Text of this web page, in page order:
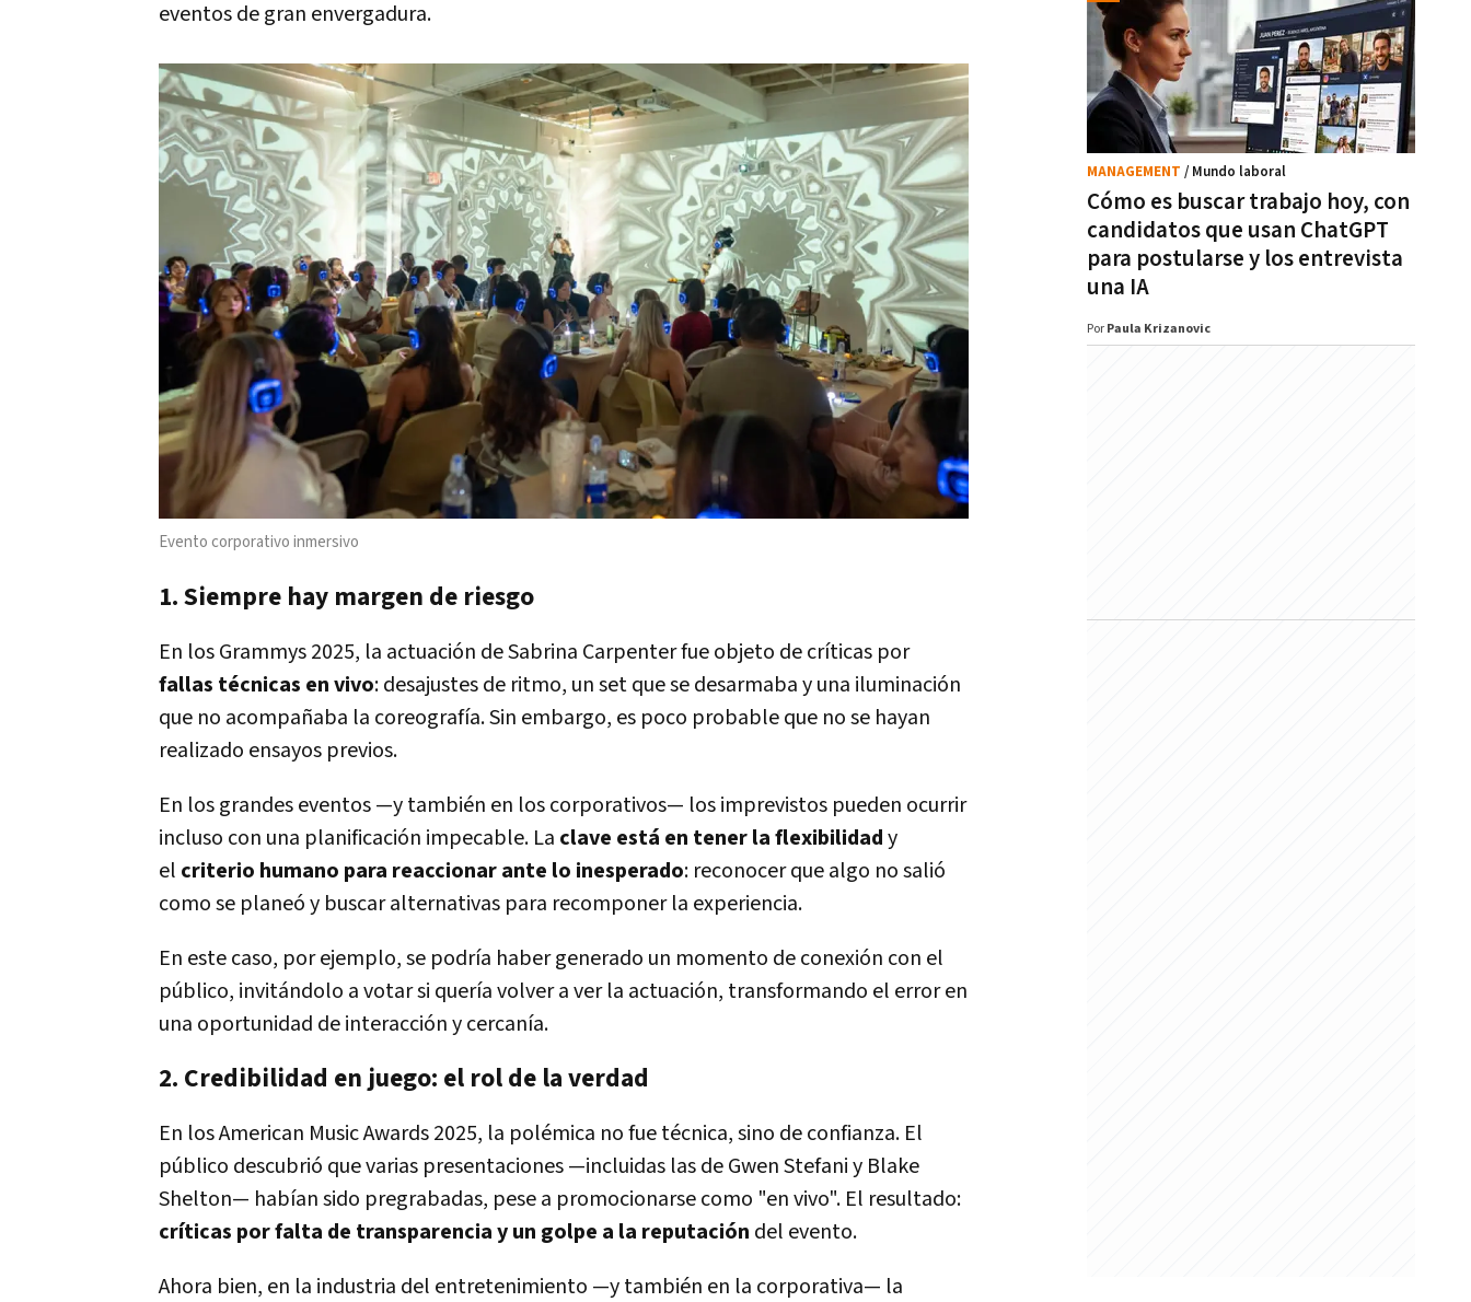
eventos de gran envergadura.
Evento corporativo inmersivo
1. Siempre hay margen de riesgo
En los Grammys 2025, la actuación de Sabrina Carpenter fue objeto de críticas por
fallas técnicas en vivo: desajustes de ritmo, un set que se desarmaba y una iluminación
que no acompañaba la coreografía. Sin embargo, es poco probable que no se hayan
realizado ensayos previos.
En los grandes eventos —y también en los corporativos— los imprevistos pueden ocurrir
incluso con una planificación impecable. La clave está en tener la flexibilidady
el criterio humano para reaccionar ante lo inesperado: reconocer que algo no salió
como se planeó y buscar alternativas para recomponer la experiencia.
En este caso, por ejemplo, se podría haber generado un momento de conexión con el
público, invitándolo a votar si quería volver a ver la actuación, transformando el error en
una oportunidad de interacción y cercanía.
2. Credibilidad en juego: el rol de la verdad
En los American Music Awards 2025, la polémica no fue técnica, sino de confianza. El
público descubrió que varias presentaciones —incluidas las de Gwen Stefani y Blake
Shelton— habían sido pregrabadas, pese a promocionarse como "en vivo". El resultado:
críticas por falta de transparencia y un golpe a la reputación del evento.
Ahora bien, en la industria del entretenimiento —y también en la corporativa— la
Cómo es buscar trabajo hoy, con
candidatos que usan ChatGPT
para postularse y los entrevista
una IA
MANAGEMENT / Mundo laboral
Por Paula Krizanovic